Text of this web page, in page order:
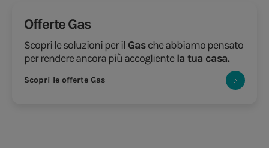
Offerte Gas
Scopri le soluzioni per il Gasche abbiamo pensato
per rendere ancora più accoglientela tua casa.
Scopri le offerte Gas